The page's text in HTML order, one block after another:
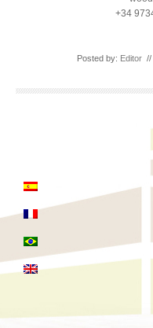
+34
Posted by: Editor //